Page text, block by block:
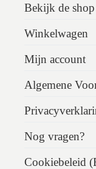
Bekijk de shop
Winkelwagen
Mijn account
Algemene
Nog vragen?
Cookiebeleid